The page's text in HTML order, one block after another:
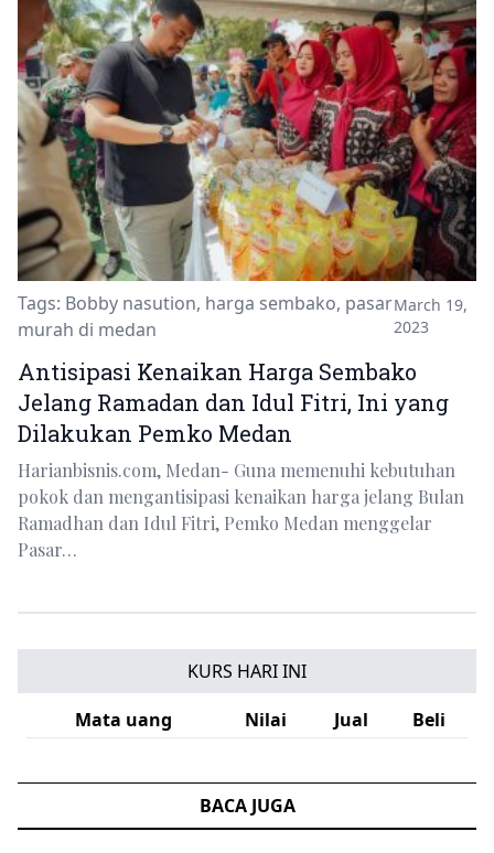
Tags: Bobby nasution, harga sembako, pasar
murah di medan
March 19,
2023
Antisipasi Kenaikan Harga Sembako
Jelang Ramadan dan Idul Fitri, Ini yang
Dilakukan Pemko Medan
Harianbisnis.com, Medan- Guna memenuhi kebutuhan
pokok dan mengantisipasi kenaikan harga jelang Bulan
Ramadhan dan Idul Fitri, Pemko Medan menggelar
Pasar…
KURS HARI INI
Mata uang
Nilai Jual Beli
BACA JUGA